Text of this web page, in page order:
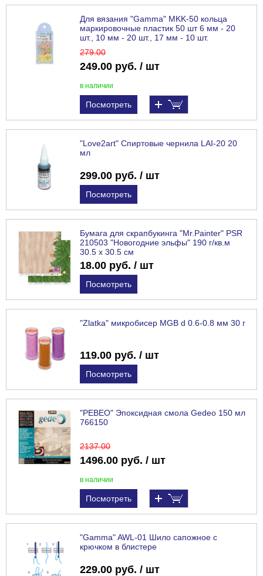
Для вязания "Gamma" MKK-50 кольца
маркировочные пластик 50 шт 6 мм - 20
шт., 10 мм - 20 шт., 17 мм - 10 шт.
279.00
249.00 руб. / шт
в наличии
Посмотреть
"Love2art" Спиртовые чернила LAI-20 20
мл
299.00 руб. / шт
Посмотреть
Бумага для скрапбукинга "Mr.Painter" PSR
210503 "Новогодние эльфы" 190 г/кв.м
30.5 x 30.5 см
18.00 руб. / шт
Посмотреть
"Zlatka" микробисер MGB d 0.6-0.8 мм 30 г
119.00 руб. / шт
Посмотреть
"PEBEO" Эпоксидная смола Gedeo 150 мл
766150
2137.00
1496.00 руб. / шт
в наличии
Посмотреть
"Gamma" AWL-01 Шило сапожное с
крючком в блистере
229.00 руб. / шт